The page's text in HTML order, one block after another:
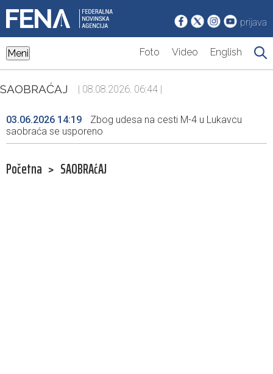
prijava
Meni Foto Video English
SAOBRAĆAJ | 08.08.2026. 06:44 |
03.06.2026 14:19
Zbog udesa na cesti M-4 u Lukavcu
saobraća se usporeno
Početna > SAOBRAćAJ